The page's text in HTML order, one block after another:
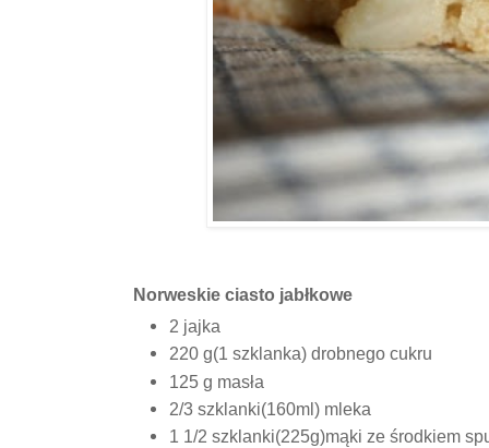
Norweskie ciasto jabłkowe
2 jajka
220 g(1 szklanka) drobnego cukru
125 g masła
2/3 szklanki(160ml) mleka
1 1/2 szklanki(225g)mąki ze środkiem